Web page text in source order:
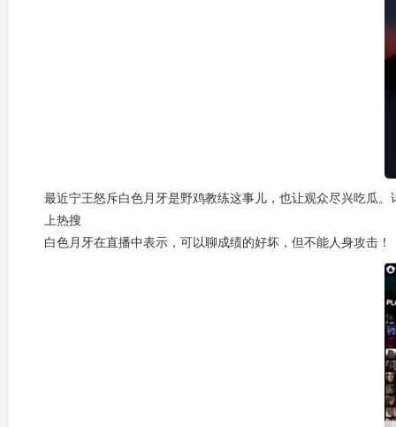
最近宁王怒斥白色月牙是野鸡教练这事儿，也让观众尽兴吃瓜
上热搜
白色月牙在直播中表示，可以聊成绩的好坏，但不能人身攻击！